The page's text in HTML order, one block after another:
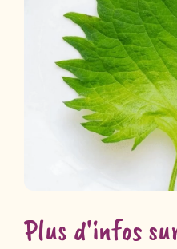
Plus d'infos